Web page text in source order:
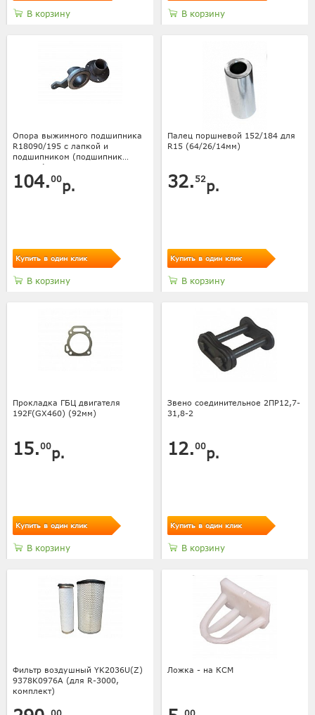
В корзину В корзину
Опора выжимного подшипника
R18090/195 с лапкой и
подшипником (подшипник
688808)
104.00р.
Купить в один клик
В корзину
Палец поршневой 152/184 для
R15 (64/26/14мм)
32. 52р.
Купить в один клик
В корзину
Прокладка ГБЦ двигателя
192F(GX460) (92мм)
15.00р.
Купить в один клик
В корзину
Звено соединительное 2ПР12,7-
31,8-2
12.00р.
Купить в один клик
В корзину
Фильтр воздушный YK2036U(Z)
9378K0976A (для R-3000,
комплект)
00
Ложка - на КСМ
00